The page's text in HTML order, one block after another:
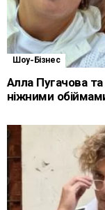
Шоу-Бізнес
Алла Пугачова
ніжними